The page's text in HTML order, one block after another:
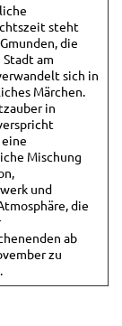
steht
die
am
sich in
Märchen.
in
Mischung
und
die
ab
zu